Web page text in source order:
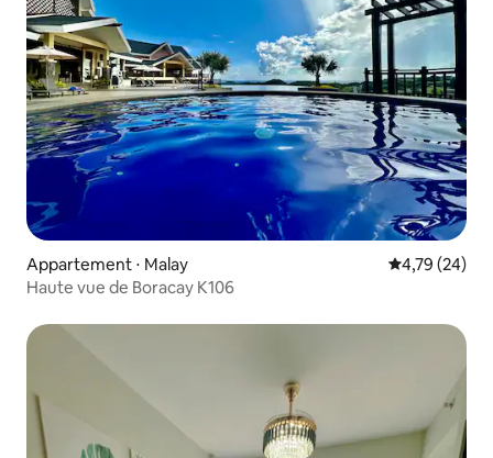
Appartement ⋅ Malay Évaluation
4,79 (24)
Haute vue de Boracay K106